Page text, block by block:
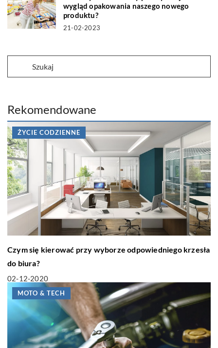
wygląd opakowania naszego nowego
produktu?
21-02-2023
Rekomendowane
ŻYCIE CODZIENNE
Czym się kierować przy wyborze odpowiedniego krzesła
do biura?
02-12-2020
MOTO & TECH